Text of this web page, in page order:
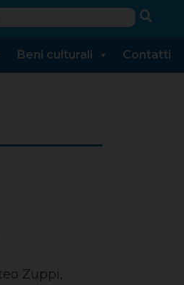
Beni culturali Contatti
Zuppi,